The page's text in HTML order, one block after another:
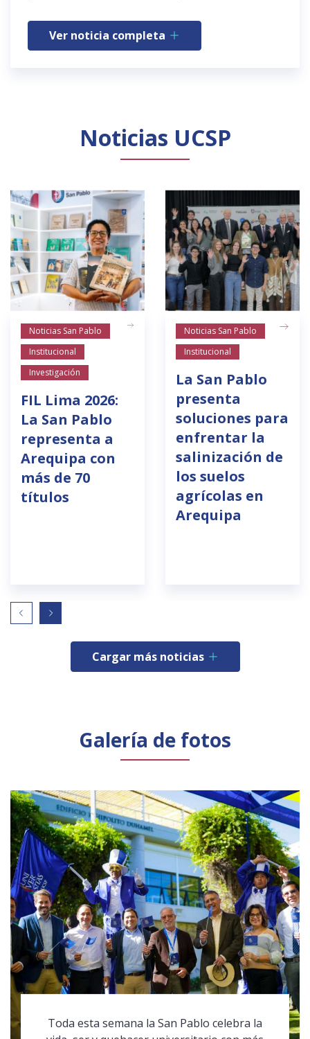
Ver noticia completa
Noticias UCSP
Noticias San Pablo
Institucional
Investigación
FIL Lima 2026:
La San Pablo
representa a
Arequipa con
más de 70
títulos
Noticias San Pablo
Institucional
La San Pablo
presenta
soluciones para
enfrentar la
salinización de
los suelos
agrícolas en
Arequipa
Cargar más noticias
Galería de fotos
Toda esta semana la San Pablo celebra la